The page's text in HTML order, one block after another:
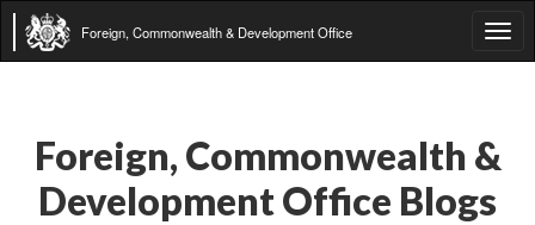
Foreign, Commonwealth & Development Office
Foreign, Commonwealth &
Development Office Blogs